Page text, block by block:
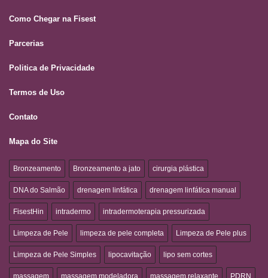
Como Chegar na Fisest
Parcerias
Politica de Privacidade
Termos de Uso
Contato
Mapa do Site
Bronzeamento Bronzeamento a jato cirurgia plástica
DNA do Salmão drenagem linfática drenagem linfática manual
FisestHin intradermo intradermoterapia pressurizada
Limpeza de Pele limpeza de pele completa Limpeza de Pele plus
Limpeza de Pele Simples lipocavitação lipo sem cortes